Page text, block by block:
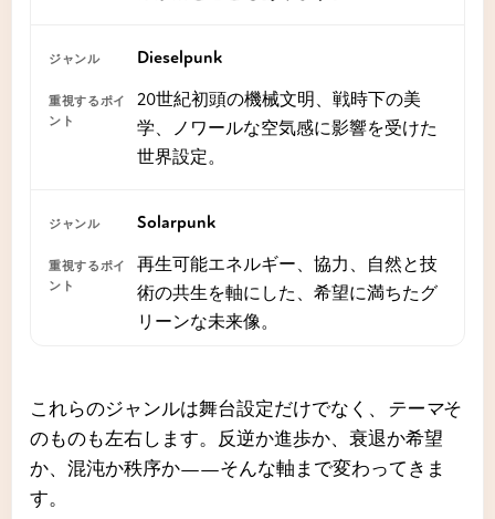
Dieselpunk
20世紀初頭の機械文明、戦時下の美
学、ノワールな空気感に影響を受けた
世界設定。
Solarpunk
再生可能エネルギー、協力、自然と技
術の共生を軸にした、希望に満ちたグ
リーンな未来像。
これらのジャンルは舞台設定だけでなく、 テーマそ
のものも左右します。反逆か進歩か、衰退か希望
か、混沌か秩序か——そんな軸まで変わってきま
す。